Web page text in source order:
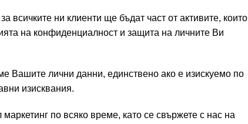
ни клиенти ще бъдат част от активите, които
на конфиденциалност и защита на личните Ви
Вашите лични данни, единствено ако е изискуемо по
изисквания.
по всяко време, като се свържете с нас на